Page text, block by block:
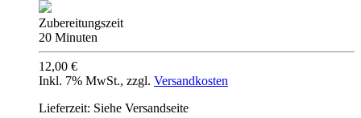
Zubereitungszeit
20 Minuten
12,00 €
Inkl. 7% MwSt., zzgl. Versandkosten
Lieferzeit: Siehe Versandseite